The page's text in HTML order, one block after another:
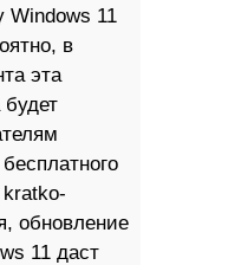
Windows 11
в
эта
обновление
11 даст